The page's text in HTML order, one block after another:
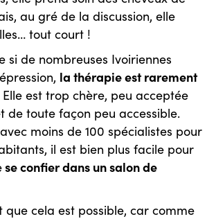
au gré de la discussion, elle
tout court !
si de nombreuses Ivoiriennes
la thérapie est rarement
Elle est trop chère, peu acceptée
de toute façon peu accessible.
moins de 100 spécialistes pour
il est bien plus facile pour
se confier dans un salon de
que cela est possible, car comme